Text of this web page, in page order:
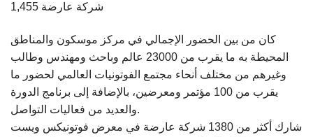
1,455 شركة عارضة
كان من بين الحضور الإجمالي في مركز موسكون والمناطق
المحيطة به ما يقرب من 23000 عالم وباحث ومهندس وطالب
وغيرهم من مختلف أنحاء مجتمع الفوتونيات العالمي لحضور ما
يقرب من 100 مؤتمر ومعرضين، بالإضافة إلى برنامج الدورة
والعديد من فعاليات التواصل.
شارك أكثر من 1380 شركة عارضة في معرض فوتونيكس ويست